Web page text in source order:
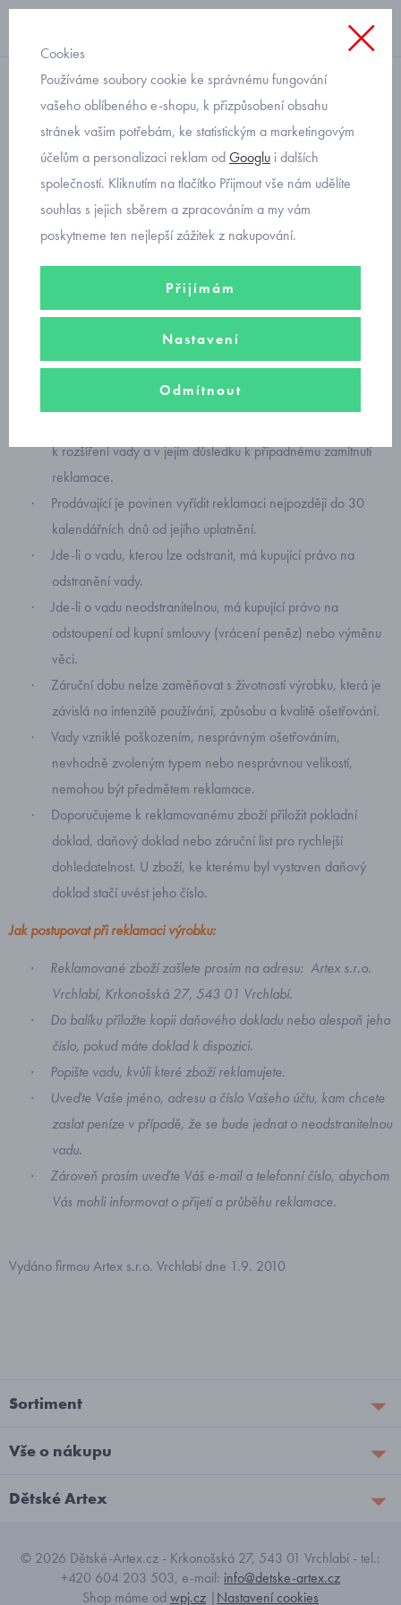
Úvod
Reklamace
REKLAMACE VÝROBKU– základní informace pro zákazníky:
Přestože Vám v našem e-shopu nabízíme pouze zboží výborné
Za tuto případnou nepříjemnost se Vám předem velice
omlouváme a níže uvedenými informacemi Vám chceme pomoci v
Záruční doba u spotřebního zboží je 24 měsíců a začíná
běžet dnem převzetí věci.
k rozšíření vady a v jejím důsledku k případnému zamítnutí
reklamace.
·
Prodávající je povinen vyřídit reklamaci nejpozději do 30
kalendářních dnů od jejího uplatnění.
·
Jde-li o vadu, kterou lze odstranit, má kupující právo na
odstranění vady.
·
Jde-li o vadu neodstranitelnou, má kupující právo na
odstoupení od kupní smlouvy (vrácení peněz) nebo výměnu
věci.
·
Záruční dobu nelze zaměňovat s životností výrobku, která je
závislá na intenzitě používání, způsobu a kvalitě ošetřování.
·
Vady vzniklé poškozením, nesprávným ošetřováním,
nevhodně zvoleným typem nebo nesprávnou velikostí,
nemohou být předmětem reklamace.
·
Doporučujeme k reklamovanému zboží přiložit pokladní
doklad, daňový doklad nebo záruční list pro rychlejší
dohledatelnost. U zboží, ke kterému byl vystaven daňový
doklad stačí uvést jeho číslo.
Jak postupovat při reklamaci výrobku:
· Reklamované zboží zašlete prosím na adresu: Artex s.r.o.
Vrchlabí, Krkonošská 27, 543 01 Vrchlabí.
·
Do balíku přiložte kopii daňového dokladu nebo alespoň jeho
číslo, pokud máte doklad k dispozici.
· Popište vadu, kvůli které zboží reklamujete.
·
Uveďte Vaše jméno, adresu a číslo Vašeho účtu, kam chcete
zaslat peníze v případě, že se bude jednat o neodstranitelnou
vadu.
·
Zároveň prosím uveďte Váš e-mail a telefonní číslo, abychom
Vás mohli informovat o přijetí a průběhu reklamace.
Vydáno firmou Artex s.r.o. Vrchlabí dne 1.9. 2010
Sortiment
Vše o nákupu
Dětské Artex
© 2026 Dětské-Artex.cz - Krkonošská 27, 543 01 Vrchlabí - tel.:
+420 604 203 503, e-mail: info@detske-artex.cz
Shop máme od wpj.cz |Nastavení cookies
Cookies
Používáme soubory cookie ke správnému fungování
vašeho oblíbeného e-shopu, k přizpůsobení obsahu
stránek vašim potřebám, ke statistickým a marketingovým
účelům a personalizaci reklam odGooglu i dalších
společností. Kliknutím na tlačítko Přijmout vše nám udělíte
souhlas s jejich sběrem a zpracováním a my vám
poskytneme ten nejlepší zážitek z nakupování.
Přijímám
Nastavení
Odmítnout